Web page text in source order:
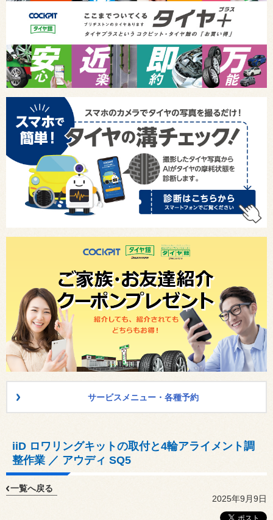
サービスメニュー・各種予約
iiD ロワリングキットの取付と4輪アライメント調
整作業 ／ アウディ SQ5
一覧へ戻る
2025年9月9日